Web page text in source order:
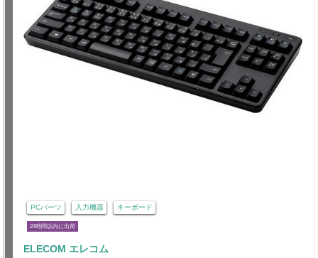
PCパーツ 入力機器 キーボード
24時間以内に出荷
ELECOM エレコム